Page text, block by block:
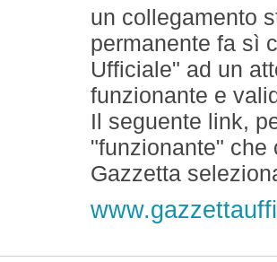
un collegamento
permanente fa sì
Ufficiale" ad un
funzionante e
Il seguente link,
"funzionante" che
Gazzetta